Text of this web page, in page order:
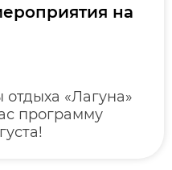
на
«Лагуна»
программу